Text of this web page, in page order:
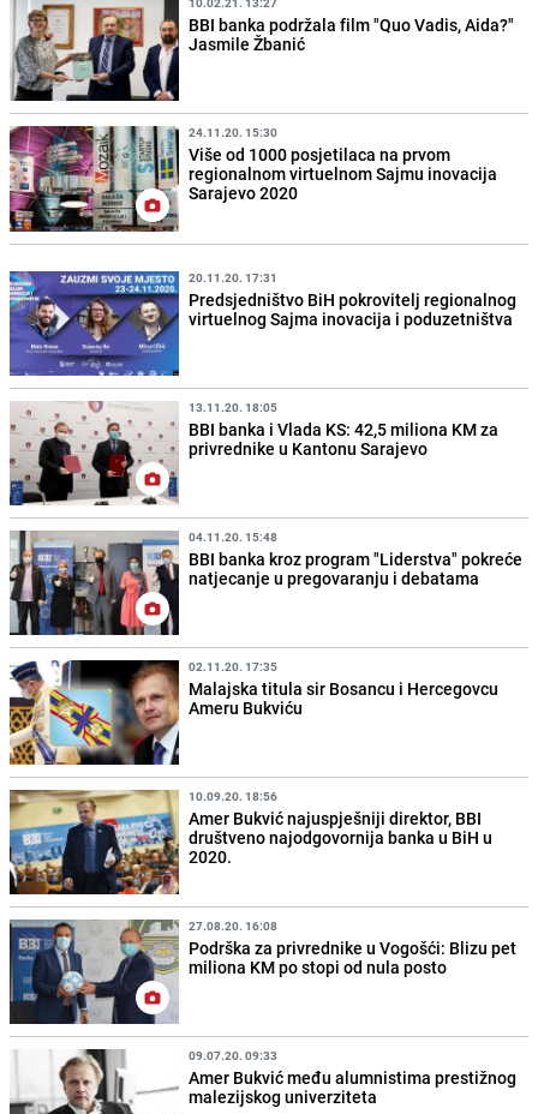
BBI banka podržala film "Quo Vadis, Aida?"
Jasmile Žbanić
24.11.20. 15:30
Više od 1000 posjetilaca na prvom
regionalnom virtuelnom Sajmu inovacija
Sarajevo 2020
20.11.20. 17:31
Predsjedništvo BiH pokrovitelj regionalnog
virtuelnog Sajma inovacija i poduzetništva
13.11.20. 18:05
BBI banka i Vlada KS: 42,5 miliona KM za
privrednike u Kantonu Sarajevo
04.11.20. 15:48
BBI banka kroz program "Liderstva" pokreće
natjecanje u pregovaranju i debatama
02.11.20. 17:35
Malajska titula sir Bosancu i Hercegovcu
Ameru Bukviću
10.09.20. 18:56
Amer Bukvić najuspješniji direktor, BBI
društveno najodgovornija banka u BiH u
2020.
27.08.20. 16:08
Podrška za privrednike u Vogošći: Blizu pet
miliona KM po stopi od nula posto
09.07.20. 09:33
Amer Bukvić među alumnistima prestižnog
malezijskog univerziteta